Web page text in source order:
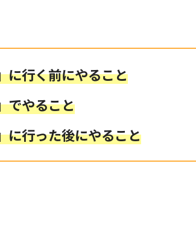
に行く前にやること
でやること
に行った後にやること